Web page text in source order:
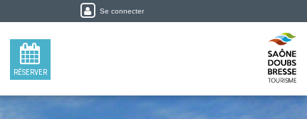
Se connecter
RÉSERVER